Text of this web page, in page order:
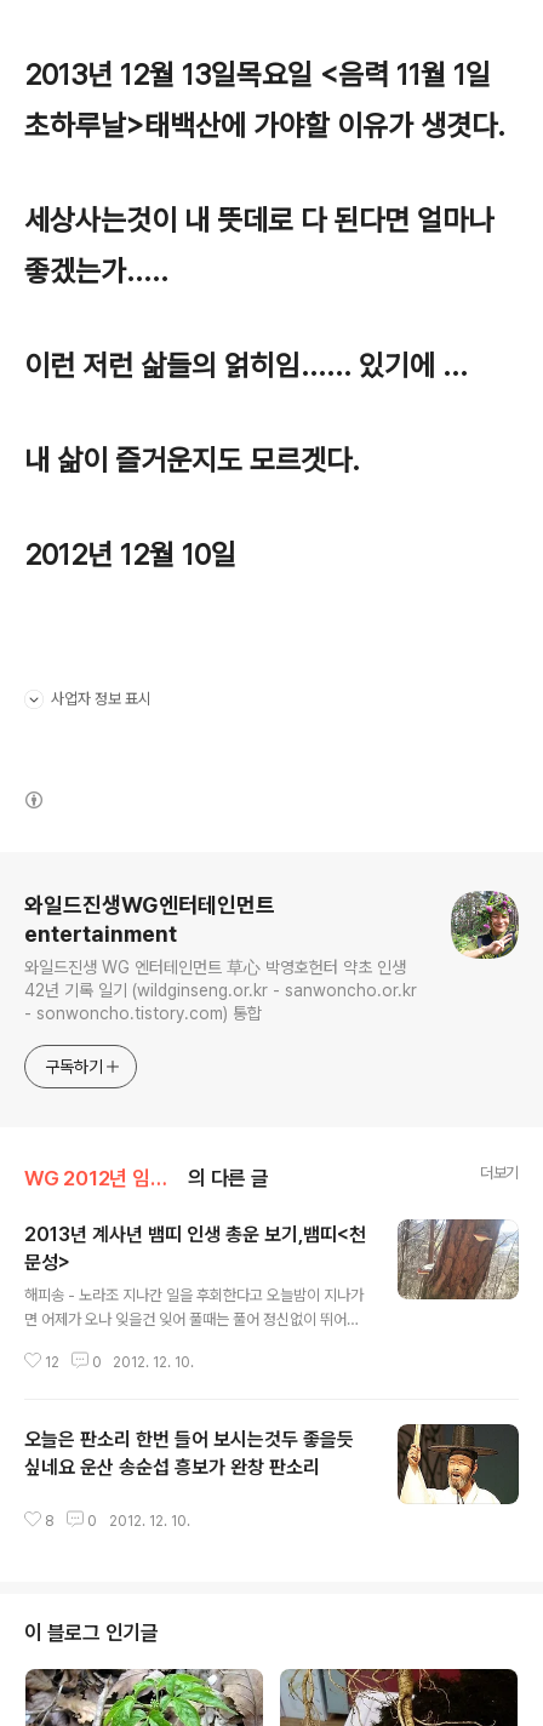
2013년 12월 13일목요일 <음력 11월 1일
초하루날>태백산에 가야할 이유가 생겻다.
세상사는것이 내 뜻데로 다 된다면 얼마나
좋겠는가.....
이런 저런 삶들의 얽히임...... 있기에 ...
내 삶이 즐거운지도 모르겟다.
2012년 12월 10일
사업자 정보 표시
와일드진생WG엔터테인먼트
entertainment
와일드진생 WG 엔터테인먼트 草心 박영호헌터 약초 인생
42년 기록 일기 (wildginseng.or.kr - sanwoncho.or.kr
- sonwoncho.tistory.com) 통합
구독하기
WG 2012년 임진년 기록 의 다른 글 더보기
2013년 계사년 뱀띠 인생 총운 보기,뱀띠<천
문성>
해피송 - 노라조 지나간 일을 후회한다고 오늘밤이 지나가
면 어제가 오나 잊을건 잊어 풀때는 풀어 정신없이 뛰어가
소심한 너 일루 나와봐 복잡한 일 모두다 신경꺼 신나게 뜨
고 있어 내가 노라조 예 워 대체 무슨일이 너를 괴롭혀 워
한숨쉬는 소심한 너 일루 나와봐 날씨가 좋기는 딱 좋은데
떡해 딱하다 내가 놀아줄께 너의 곁에 있어 너의 곁엔 노라
12 0 2012. 12. 10.
오늘은 판소리 한번 들어 보시는것두 좋을듯
싶네요 운산 송순섭 흥보가 완창 판소리
8 0 2012. 12. 10.
이 블로그 인기글